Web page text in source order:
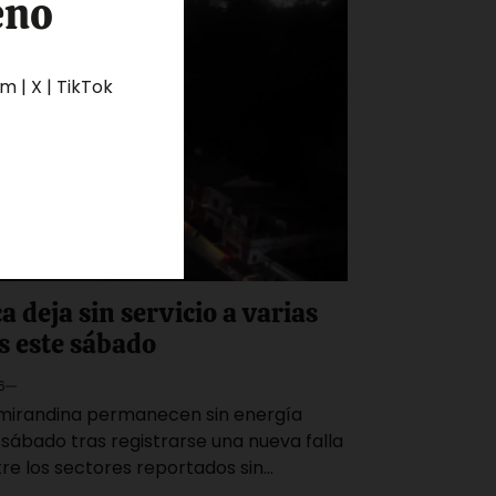
deja sin servicio a varias
este sábado
permanecen sin energía
tras registrarse una nueva falla
los sectores reportados sin…
| X | TikTok